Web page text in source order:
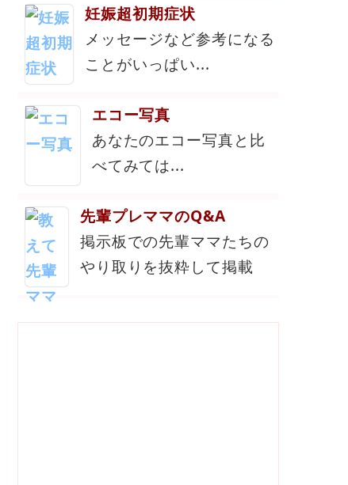
妊娠超初期症状
メッセージなど参考になる
ことがいっぱい...
エコー写真
あなたのエコー写真と比
べてみては...
先輩プレママのQ&A
掲示板での先輩ママたちの
やり取りを抜粋して掲載